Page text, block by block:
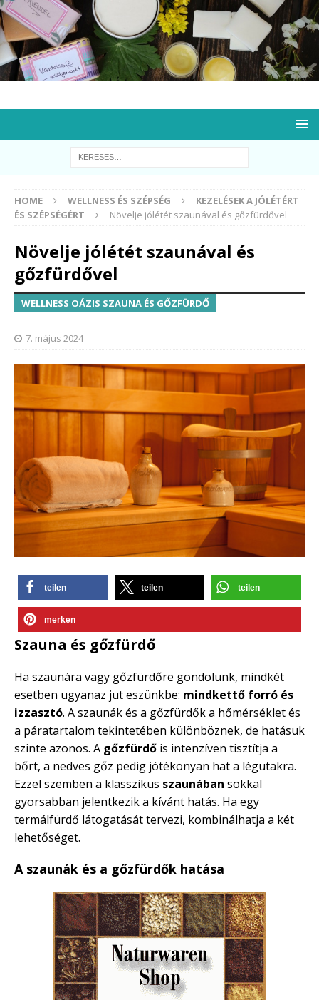
HOME WELLNESS ÉS SZÉPSÉG
KEZELÉSEK A JÓLÉTÉRT
ÉS SZÉPSÉGÉRT
Növelje jólétét szaunával és gőzfürdővel
Növelje jólétét szaunával és
gőzfürdővel
WELLNESS OÁZIS SZAUNA ÉS GŐZFÜRDŐ
7. május 2024
teilen teilen teilen
merken
Szauna és gőzfürdő
Ha szaunára vagy gőzfürdőre gondolunk, mindkét
esetben ugyanaz jut eszünkbe: mindkettő forró és
izzasztó. A szaunák és a gőzfürdők a hőmérséklet és
a páratartalom tekintetében különböznek, de hatásuk
szinte azonos. A gőzfürdő is intenzíven tisztítja a
bőrt, a nedves gőz pedig jótékonyan hat a légutakra.
Ezzel szemben a klasszikus szaunában sokkal
gyorsabban jelentkezik a kívánt hatás. Ha egy
termálfürdő látogatását tervezi, kombinálhatja a két
lehetőséget.
A szaunák és a gőzfürdők hatása